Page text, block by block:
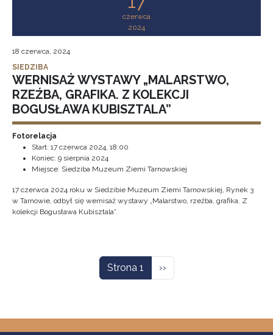
czerwca
2024
18 czerwca, 2024
SIEDZIBA
WERNISAŻ WYSTAWY „MALARSTWO,
RZEŹBA, GRAFIKA. Z KOLEKCJI
BOGUSŁAWA KUBISZTALA”
Fotorelacja
Start: 17 czerwca 2024, 18:00
Koniec: 9 sierpnia 2024
Miejsce: Siedziba Muzeum Ziemi Tarnowskiej
17 czerwca 2024 roku w Siedzibie Muzeum Ziemi Tarnowskiej, Rynek 3
w Tarnowie, odbył się wernisaż wystawy „Malarstwo, rzeźba, grafika. Z
kolekcji Bogusława Kubisztala”.
Strona 1 Następna strona
››